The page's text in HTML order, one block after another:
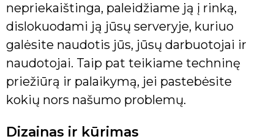
nepriekaištinga, paleidžiame ją į rinką,
dislokuodami ją jūsų serveryje, kuriuo
galėsite naudotis jūs, jūsų darbuotojai ir
naudotojai. Taip pat teikiame techninę
priežiūrą ir palaikymą, jei pastebėsite
kokių nors našumo problemų.
Dizainas ir kūrimas